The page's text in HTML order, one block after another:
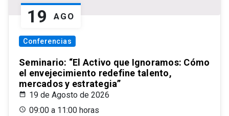
19 AGO
Conferencias
Seminario: “El Activo que Ignoramos: Cómo
el envejecimiento redefine talento,
mercados y estrategia”
19 de Agosto de 2026
09:00 a 11:00 horas